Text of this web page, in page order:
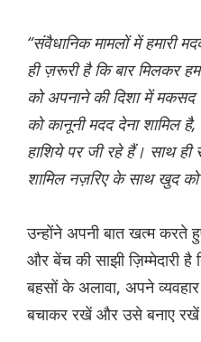
“संवैधानिक मामलों में हमारी
ही ज़रूरी है कि बार मिलकर
को अपनाने की दिशा में
को कानूनी मदद देना शामिल
हाशिये पर जी रहे हैं। साथ ही
शामिल नज़रिए के साथ खुद को
उन्होंने अपनी बात खत्म करते
और बेंच की साझी ज़िम्मेदारी
बहसों के अलावा, अपने
बचाकर रखें और उसे बनाए